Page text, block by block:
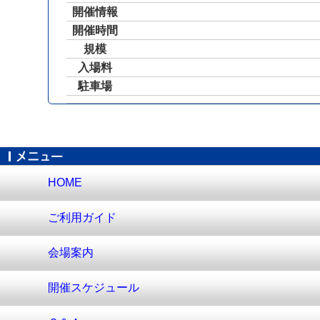
開催情報
開催時間
規模
入場料
駐車場
HOME
ご利用ガイド
会場案内
開催スケジュール